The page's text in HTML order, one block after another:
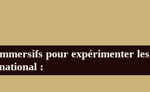
pour expérimenter
: